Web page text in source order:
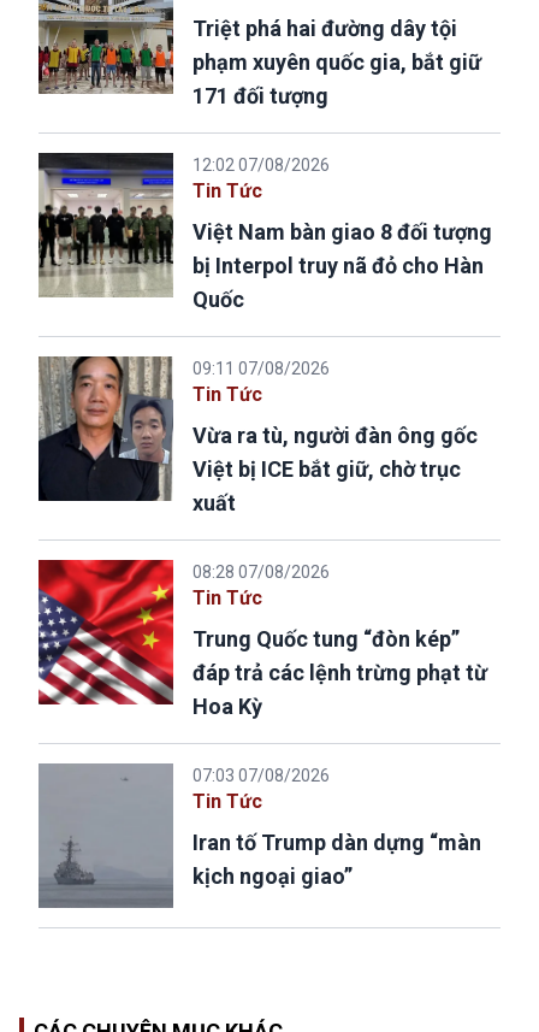
Triệt phá hai đường dây tội
phạm xuyên quốc gia, bắt giữ
171 đối tượng
12:02 07/08/2026
Tin Tức
Việt Nam bàn giao 8 đối tượng
bị Interpol truy nã đỏ cho Hàn
Quốc
09:11 07/08/2026
Tin Tức
Vừa ra tù, người đàn ông gốc
Việt bị ICE bắt giữ, chờ trục
xuất
08:28 07/08/2026
Tin Tức
Trung Quốc tung “đòn kép”
đáp trả các lệnh trừng phạt từ
Hoa Kỳ
07:03 07/08/2026
Tin Tức
Iran tố Trump dàn dựng “màn
kịch ngoại giao”